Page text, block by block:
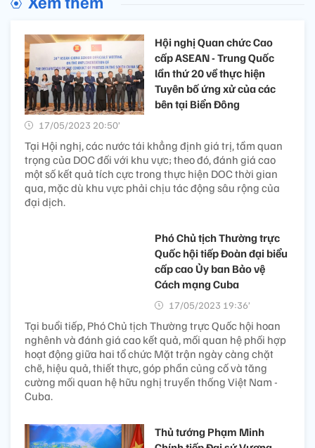
Hội nghị Quan chức Cao
cấp ASEAN - Trung Quốc
lần thứ 20 về thực hiện
Tuyên bố ứng xử của các
bên tại Biển Đông
17/05/2023 20:50’
Tại Hội nghị, các nước tái khẳng định giá trị, tầm quan
trọng của DOC đối với khu vực; theo đó, đánh giá cao
một số kết quả tích cực trong thực hiện DOC thời gian
qua, mặc dù khu vực phải chịu tác động sâu rộng của
đại dịch.
Phó Chủ tịch Thường trực
Quốc hội tiếp Đoàn đại biểu
cấp cao Ủy ban Bảo vệ
Cách mạng Cuba
17/05/2023 19:36’
Tại buổi tiếp, Phó Chủ tịch Thường trực Quốc hội hoan
nghênh và đánh giá cao kết quả, mối quan hệ phối hợp
hoạt động giữa hai tổ chức Mặt trận ngày càng chặt
chẽ, hiệu quả, thiết thực, góp phần củng cố và tăng
cường mối quan hệ hữu nghị truyền thống Việt Nam -
Cuba.
Thủ tướng Phạm Minh